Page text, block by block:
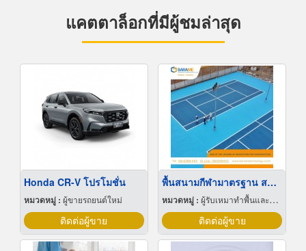
แคตตาล็อกที่มีผู้ชมล่าสุด
Honda CR-V โปรโมชั่น
หมวดหมู่ : ผู้ขายรถยนต์ใหม่
ติดต่อผู้ขาย
พื้นสนามกีฬามาตรฐาน สนามเทนนิส ITF, สนามบาสเกตบอล, สนามแบตมินตัน Portable
หมวดหมู่ : ผู้รับเหมาทำพื้นและทางเดิน
ติดต่อผู้ขาย